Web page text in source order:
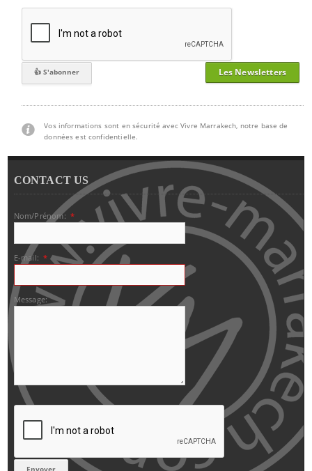
Les Newsletters
Vos informations sont en sécurité avec Vivre Marrakech, notre base de
données est confidentielle.
CONTACT US
Nom/Prénom: *
E-mail: *
Message: